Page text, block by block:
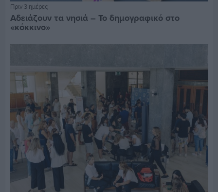
Πριν 3 ημέρες
Αδειάζουν τα νησιά – Το δημογραφικό στο
«κόκκινο»